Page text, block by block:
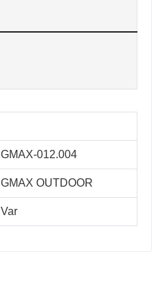
GMAX-012.004
GMAX OUTDOOR
Var